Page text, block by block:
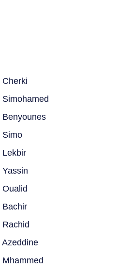
Cherki
Simohamed
Benyounes
Simo
Lekbir
Yassin
Oualid
Bachir
Rachid
Azeddine
Mhammed